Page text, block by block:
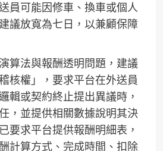
員可能因修車、換車或個人
議放寬為七日，以兼顧保障
算法與報酬透明問題，建議
核權」，要求平台在外送員
輯或契約終止提出異議時，
，並提供相關數據說明其決
要求平台提供報酬明細表，
計算方式、完成時間、扣除